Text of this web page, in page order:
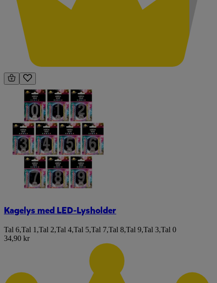
Kagelys med LED-Lysholder
Tal 6,Tal 1 ,Tal 2,Tal 4,Tal 5,Tal 7,Tal 8,Tal 9,Tal 3,Tal 0
34,90 kr